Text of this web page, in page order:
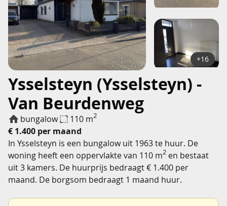
Ysselsteyn (Ysselsteyn) -
Van Beurdenweg
bungalow 110 m2
€ 1.400 per maand
+16
In Ysselsteyn is een bungalow uit 1963 te huur. De
woning heeft een oppervlakte van 110 m2 en bestaat
uit 3 kamers. De huurprijs bedraagt € 1.400 per
maand. De borgsom bedraagt 1 maand huur.